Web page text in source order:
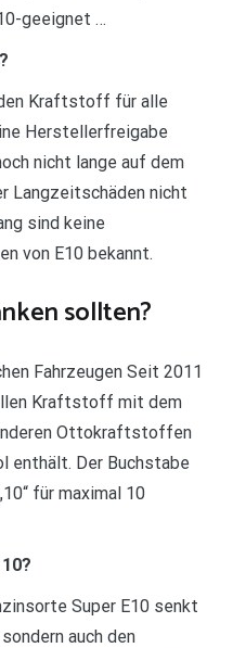
geeignet …
Kraftstoff für alle
Herstellerfreigabe
nicht lange auf dem
Langzeitschäden nicht
sind keine
von E10 bekannt.
sollten?
Fahrzeugen Seit 2011
Kraftstoff mit dem
Ottokraftstoffen
enthält. Der Buchstabe
für maximal 10
Super E10 senkt
auch den